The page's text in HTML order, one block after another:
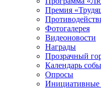
Премия
Фотогалерея
Видеоновости
Награды
Прозрачный
Календарь
Опросы
Инициативные